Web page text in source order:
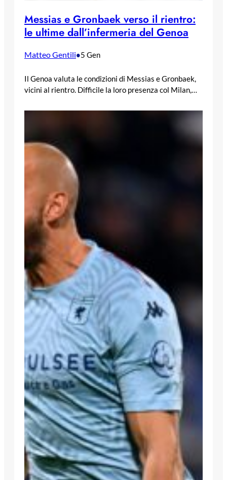
Messias e Gronbaek verso il rientro:
le ultime dall’infermeria del Genoa
Matteo Gentili•5 Gen
Il Genoa valuta le condizioni di Messias e Gronbaek,
vicini al rientro. Difficile la loro presenza col Milan,…